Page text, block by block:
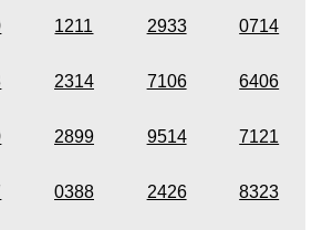
1211 2933 0714
2314 7106 6406
2899 9514 7121
0388 2426 8323